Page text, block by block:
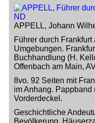
Antiquariat
Kataloge
Neubücher
AVKB-
AVKB-
APPELL, Johann
Führer durch
Umgebungen.
Buchhandlung (H.
Offenbach am Main,
8vo. 92 Seiten mit
im Anhang. Pappband
Vorderdeckel.
Geschichtliche
Bevölkerung,